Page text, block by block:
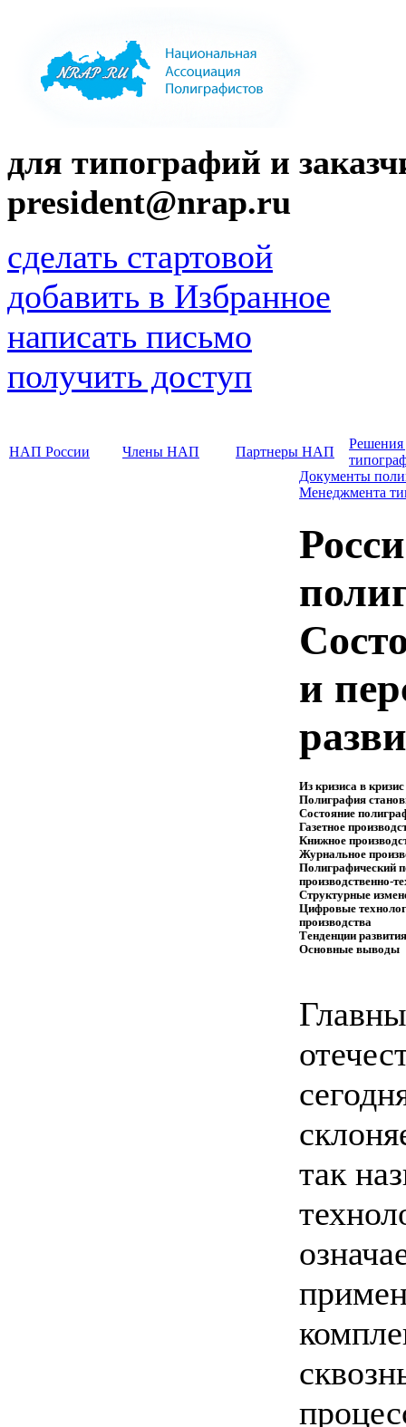
для типографий и
president@nrap.ru
сделать стартовой
добавить в Избранное
написать письмо
получить доступ
НАП России Члены НАП Партнеры НАП
Решения
Документы
Менеджмента
и
Из кризиса в
Полиграфия
Состояние
Газетное
Книжное
Журнальное
Полиграфический
производственно-
Структурные
Цифровые
производства
Тенденции
Основные выводы
так